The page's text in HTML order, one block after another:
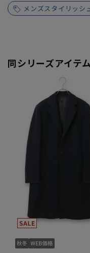
メンズスタイリッシ
同シリーズアイテ